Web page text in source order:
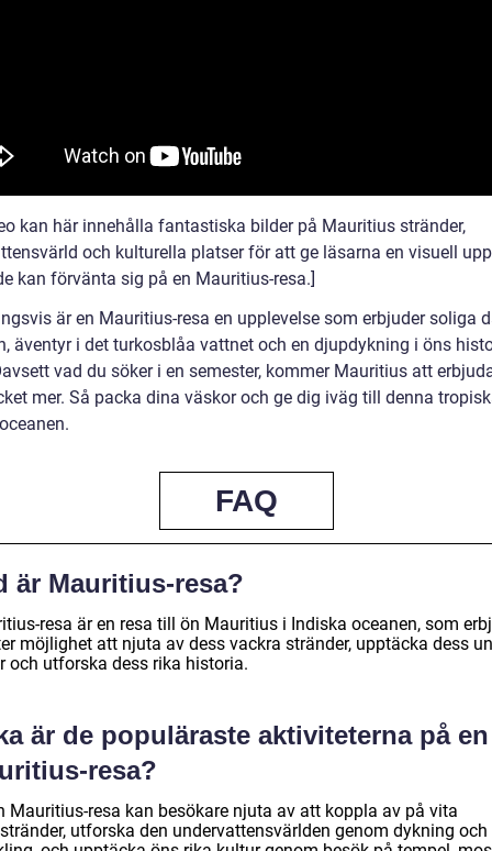
kan här innehålla fantastiska bilder på Mauritius stränder,
och kulturella platser för att ge läsarna en visuell
kan förvänta sig på en Mauritius-resa.]
är en Mauritius-resa en upplevelse som erbjuder soliga
äventyr i det turkosblåa vattnet och en djupdykning i öns
vad du söker i en semester, kommer Mauritius att
mer. Så packa dina väskor och ge dig iväg till denna
FAQ
är Mauritius-resa?
resa är en resa till ön Mauritius i Indiska oceanen, som
möjlighet att njuta av dess vackra stränder, upptäcka dess
och utforska dess rika historia.
är de populäraste aktiviteterna på en
resa?
Mauritius-resa kan besökare njuta av att koppla av på vita
utforska den undervattensvärlden genom dykning och